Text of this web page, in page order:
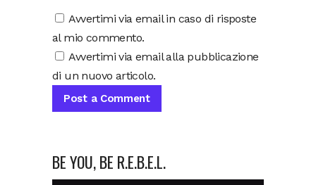
Avvertimi via email in caso di risposte
al mio commento.
Avvertimi via email alla pubblicazione
di un nuovo articolo.
BE YOU, BE R.E.B.E.L.